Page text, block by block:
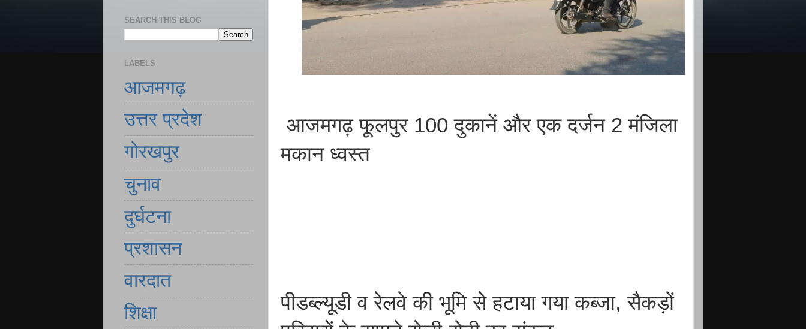
आजमगढ़ फूलपुर 100 दुकानें और एक दर्जन 2 मंजिला
मकान ध्वस्त
पीडब्ल्यूडी व रेलवे की भूमि से हटाया गया कब्जा, सैकड़ों
SEARCH THIS BLOG
LABELS
आजमगढ़
उत्तर प्रदेश
गोरखपुर
चुनाव
दुर्घटना
प्रशासन
वारदात
शिक्षा